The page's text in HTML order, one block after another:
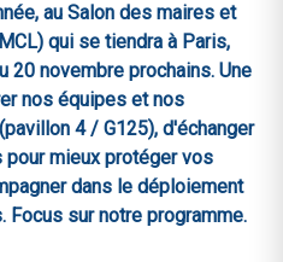
au Salon des maires et
qui se tiendra à Paris,
20 novembre prochains. Une
nos équipes et nos
4 / G125), d'échanger
mieux protéger vos
dans le déploiement
sur notre programme.